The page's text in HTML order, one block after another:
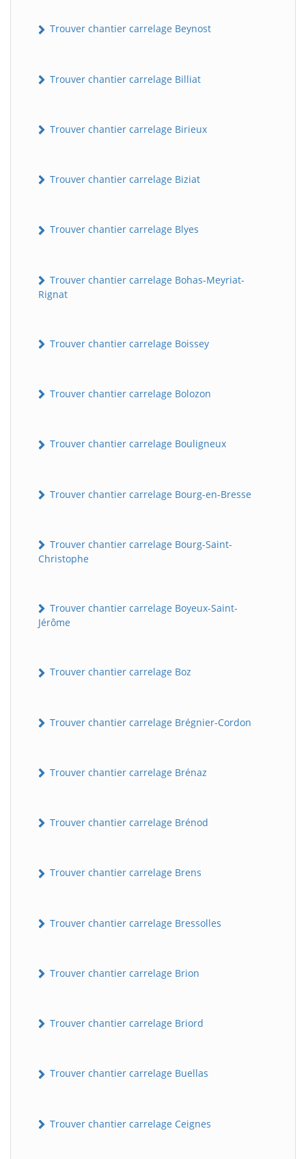
Trouver chantier carrelage Beynost
Trouver chantier carrelage Billiat
Trouver chantier carrelage Birieux
Trouver chantier carrelage Biziat
Trouver chantier carrelage Blyes
Trouver chantier carrelage Bohas-Meyriat-
Rignat
Trouver chantier carrelage Boissey
Trouver chantier carrelage Bolozon
Trouver chantier carrelage Bouligneux
Trouver chantier carrelage Bourg-en-Bresse
Trouver chantier carrelage Bourg-Saint-
Christophe
Trouver chantier carrelage Boyeux-Saint-
Jérôme
Trouver chantier carrelage Boz
Trouver chantier carrelage Brégnier-Cordon
Trouver chantier carrelage Brénaz
Trouver chantier carrelage Brénod
Trouver chantier carrelage Brens
Trouver chantier carrelage Bressolles
Trouver chantier carrelage Brion
Trouver chantier carrelage Briord
Trouver chantier carrelage Buellas
Trouver chantier carrelage Ceignes